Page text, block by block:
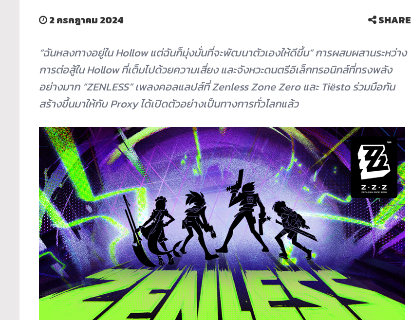
2 กรกฎาคม 2024 SHARE
“ฉันหลงทางอยู่ใน Hollow แต่ฉันก็มุ่งมั่นที่จะพัฒนาตัวเองให้ดีขึ้น” การผสมผสานระหว่าง
การต่อสู้ใน Hollow ที่เต็มไปด้วยความเสี่ยง และจังหวะดนตรีอิเล็กทรอนิกส์ที่ทรงพลัง
อย่างมาก “ZENLESS” เพลงคอลแลปส์ที่ Zenless Zone Zero และ Tiësto ร่วมมือกัน
สร้างขึ้นมาให้กับ Proxy ได้เปิดตัวอย่างเป็นทางการทั่วโลกแล้ว